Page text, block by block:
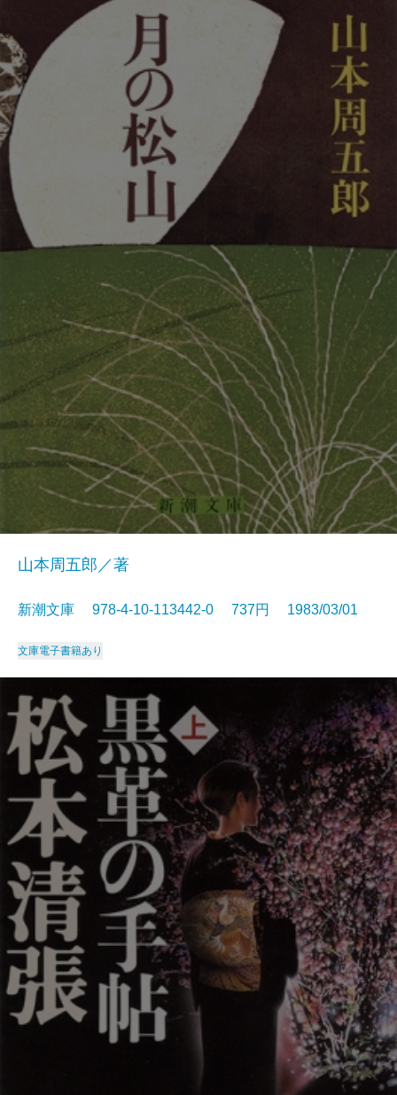
山本周五郎／著
新潮文庫 978-4-10-113442-0 737円 1983/03/01
文庫電子書籍あり